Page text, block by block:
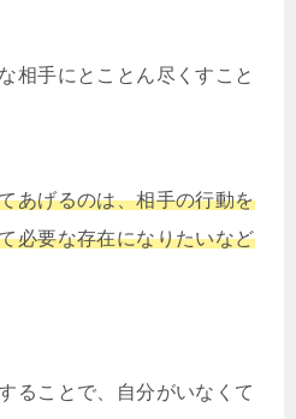
相手にとことん尽くすこと
あげるのは、相手の行動を
必要な存在になりたいなど
ることで、自分がいなくて